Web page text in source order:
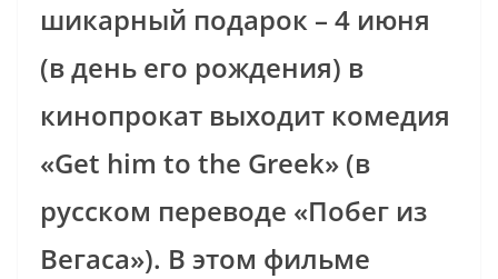
шикарный подарок – 4 июня
(в день его рождения) в
кинопрокат выходит комедия
«Get him to the Greek» (в
русском переводе «Побег из
Вегаса»). В этом фильме